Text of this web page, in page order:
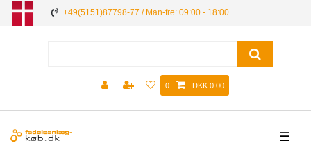
+49(5151)87798-77 / Man-fre: 09:00 - 18:00
0 DKK 0.00
☰